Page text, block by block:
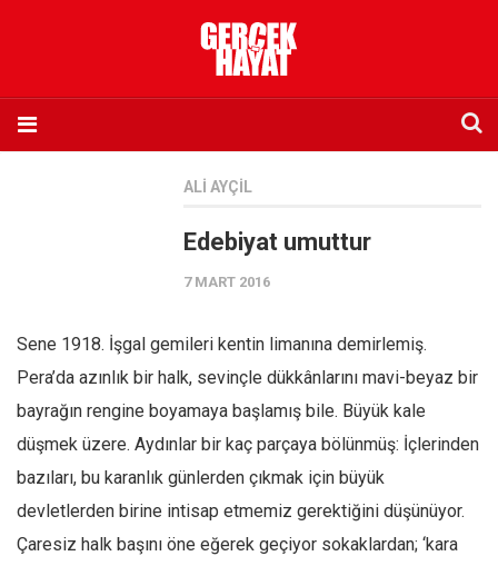
Eksik sayıların temini
Sosyal Medya
Twitter
Facebook
Instagram
ALI AYÇIL
Edebiyat umuttur
7 MART 2016
Sene 1918. İşgal gemileri kentin limanına demirlemiş.
Pera’da azınlık bir halk, sevinçle dükkânlarını mavi-beyaz bir
bayrağın rengine boyamaya başlamış bile. Büyük kale
düşmek üzere. Aydınlar bir kaç parçaya bölünmüş: İçlerinden
bazıları, bu karanlık günlerden çıkmak için büyük
devletlerden birine intisap etmemiz gerektiğini düşünüyor.
Çaresiz halk başını öne eğerek geçiyor sokaklardan; ‘kara